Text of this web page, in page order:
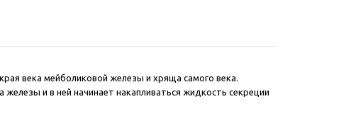
века мейболиковой железы и хряща самого века.
и в ней начинает накапливаться жидкость секреции